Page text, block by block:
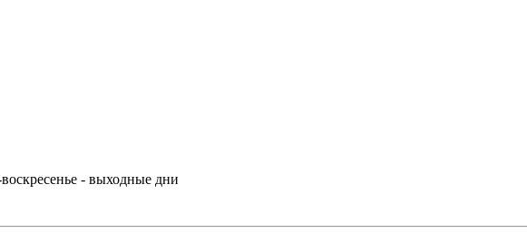
- выходные дни